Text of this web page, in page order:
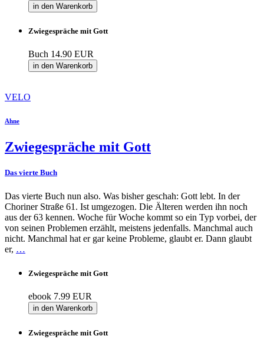
in den Warenkorb
Zwiegespräche mit Gott
Buch 14.90 EUR
in den Warenkorb
VELO
Ahne
Zwiegespräche mit Gott
Das vierte Buch
Das vierte Buch nun also. Was bisher geschah: Gott lebt. In der
Choriner Straße 61. Ist umgezogen. Die Älteren werden ihn noch
aus der 63 kennen. Woche für Woche kommt so ein Typ vorbei, der
von seinen Problemen erzählt, meistens jedenfalls. Manchmal auch
nicht. Manchmal hat er gar keine Probleme, glaubt er. Dann glaubt
er, …
Zwiegespräche mit Gott
ebook 7.99 EUR
in den Warenkorb
Zwiegespräche mit Gott